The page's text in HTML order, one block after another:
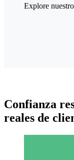
Explore
Confianza
reales de